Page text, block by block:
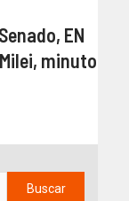
EN
minuto